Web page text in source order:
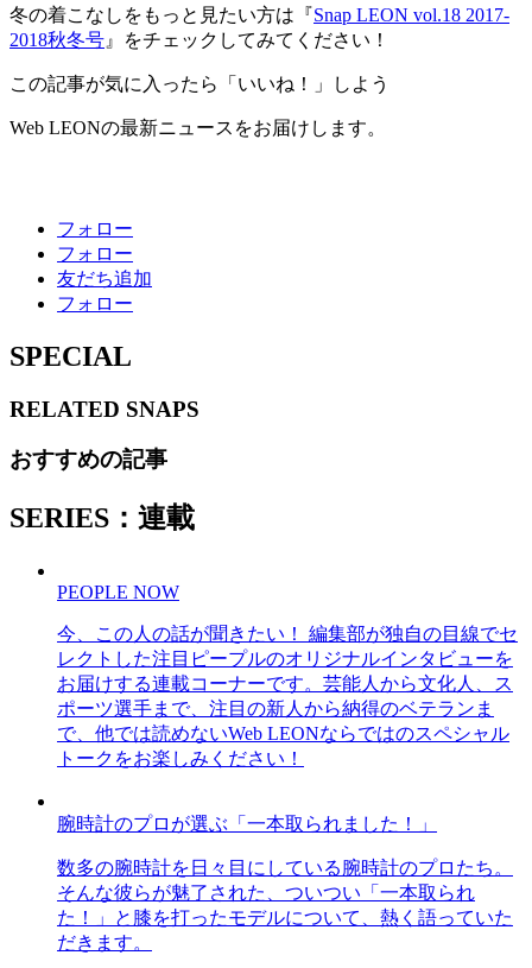
冬の着こなしをもっと見たい方は『Snap LEON vol.18 2017-
2018秋冬号 』をチェックしてみてください！
この記事が気に入ったら「いいね！」しよう
Web LEONの最新ニュースをお届けします。
フォロー
フォロー
友だち追加
フォロー
SPECIAL
RELATED SNAPS
おすすめの記事
SERIES：連載
PEOPLE NOW
今、この人の話が聞きたい！ 編集部が独自の目線でセ
レクトした注目ピープルのオリジナルインタビューを
お届けする連載コーナーです。芸能人から文化人、ス
ポーツ選手まで、注目の新人から納得のベテランま
で、他では読めないWeb LEONならではのスペシャル
トークをお楽しみください！
腕時計のプロが選ぶ「一本取られました！」
数多の腕時計を日々目にしている腕時計のプロたち。
そんな彼らが魅了された、ついつい「一本取られ
た！」と膝を打ったモデルについて、熱く語っていた
だきます。